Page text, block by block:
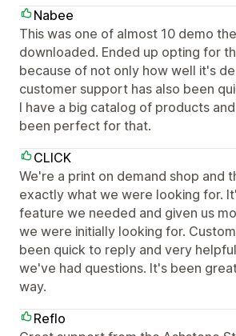
Nabee
This was one of almost 10 demo
downloaded. Ended up opting for
because of not only how well it's
customer support has also been
I have a big catalog of products
been perfect for that.
CLICK
We're a print on demand shop and
exactly what we were looking for.
feature we needed and given us
we were initially looking for.
been quick to reply and very
we've had questions. It's been
way.
Reflo